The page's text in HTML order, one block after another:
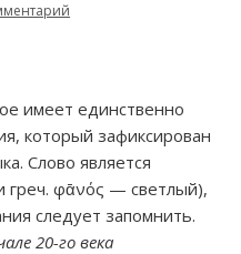
имеет единственно
который зафиксирован
Слово является
греч. φᾱνός — светлый),
следует запомнить.
20-го века